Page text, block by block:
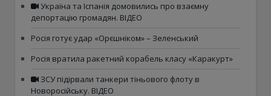
Україна та Іспанія домовились про взаємну
депортацію громадян. ВІДЕО
Росія готує удар «Орєшніком» – Зеленський
Росія вратила ракетний корабель класу «Каракурт»
ЗСУ підірвали танкери тіньового флоту в
Новоросійську. ВІДЕО